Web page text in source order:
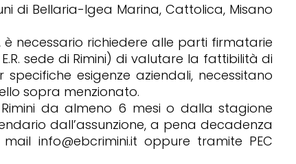
di Bellaria-Igea Marina, Cattolica, Misano
necessario richiedere alle parti firmatarie
sede di Rimini) di valutare la fattibilità di
esigenze aziendali, necessitano
sopra menzionato.
da almeno 6 mesi o dalla stagione
dall’assunzione, a pena decadenza
info@ebcrimini.it oppure tramite PEC